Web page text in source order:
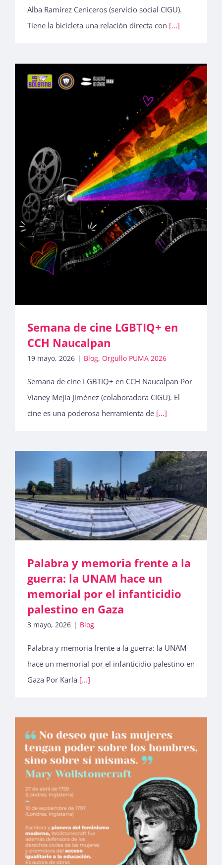
Alba Ramírez Ceniceros (servicio social CIGU).
Tiene la bicicleta una relación directa con [...]
Semana de cine LGBTIQ+ en
CCH Naucalpan
19 mayo, 2026 | Blog, Orgullo PUMA 2026
Semana de cine LGBTIQ+ en CCH Naucalpan Por
Vianey Mejía Jiménez (colaboradora CIGU). El
cine es una poderosa herramienta de [...]
Palabra y memoria frente a la
guerra: la UNAM hace un
memorial por el infanticidio
palestino en Gaza
3 mayo, 2026 | Blog
Palabra y memoria frente a la guerra: la UNAM
hace un memorial por el infanticidio palestino en
Gaza Por Karla [...]